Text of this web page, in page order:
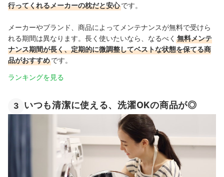
行ってくれるメーカーの枕だと安心です。
メーカーやブランド、商品によってメンテナンスが無料で受けら
れる期間は異なります。長く使いたいなら、なるべく 無料メンテ
ナンス期間が長く、定期的に微調整してベストな状態を保てる商
品がおすすめです。
ランキングを見る
3 いつも清潔に使える、洗濯OKの商品が◎